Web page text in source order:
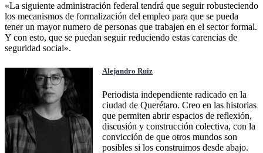
«La siguiente administración federal tendrá que seguir robusteciendo
los mecanismos de formalización del empleo para que se pueda
tener un mayor numero de personas que trabajen en el sector formal.
Y con esto, que se puedan seguir reduciendo estas carencias de
seguridad social».
Alejandro Ruiz
Periodista independiente radicado en la
ciudad de Querétaro. Creo en las historias
que permiten abrir espacios de reflexión,
discusión y construcción colectiva, con la
convicción de que otros mundos son
posibles si los construimos desde abajo.